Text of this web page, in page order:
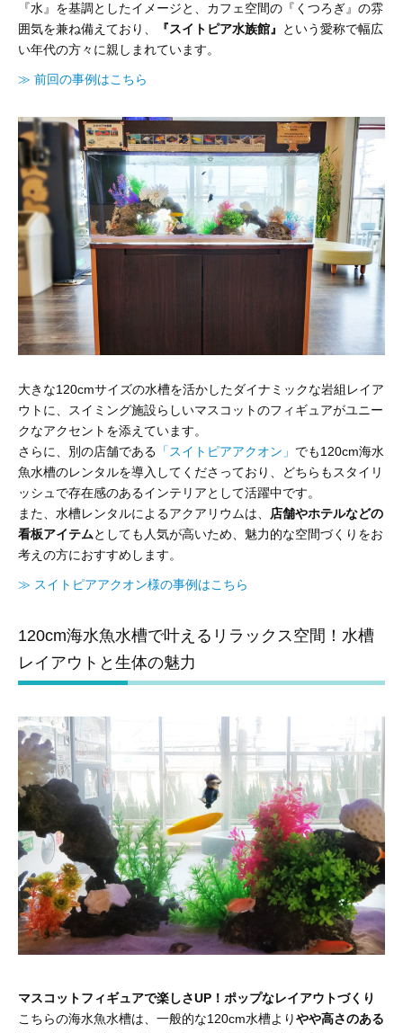
『水』を基調としたイメージと、カフェ空間の『くつろぎ』の雰
囲気を兼ね備えており、
『スイトピア水族館』
という愛称で幅広
い年代の方々に親しまれています。
≫ 前回の事例はこちら
大きな120cmサイズの水槽を活かしたダイナミックな岩組レイア
ウトに、スイミング施設らしいマスコットのフィギュアがユニー
クなアクセントを添えています。
さらに、別の店舗である 「スイトピアアクオン」 でも120cm海水
魚水槽のレンタルを導入してくださっており、どちらもスタイリ
ッシュで存在感のあるインテリアとして活躍中です。
また、水槽レンタルによるアクアリウムは、 店舗やホテルなどの
看板アイテムとしても人気が高いため、魅力的な空間づくりをお
考えの方におすすめします。
≫ スイトピアアクオン様の事例はこちら
120cm海水魚水槽で叶えるリラックス空間！水槽
レイアウトと生体の魅力
マスコットフィギュアで楽しさUP！ポップなレイアウトづくり
こちらの海水魚水槽は、一般的な120cm水槽よりやや高さのある